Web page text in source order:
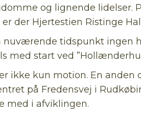
og lignende lidelser.
er der Hjertestien Ristinge
nuværende tidspunkt ingen
med start ved
ikke kun motion. En
på Fredensvej i
med i afviklingen.